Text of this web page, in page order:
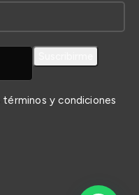
términos y condiciones